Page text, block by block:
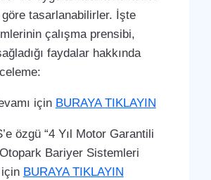
göre tasarlanabilirler. İşte
çalışma prensibi,
faydalar hakkında
için BURAYA TIKLAYIN
özgü “4 Yıl Motor Garantili
Bariyer Sistemleri
için BURAYA TIKLAYIN